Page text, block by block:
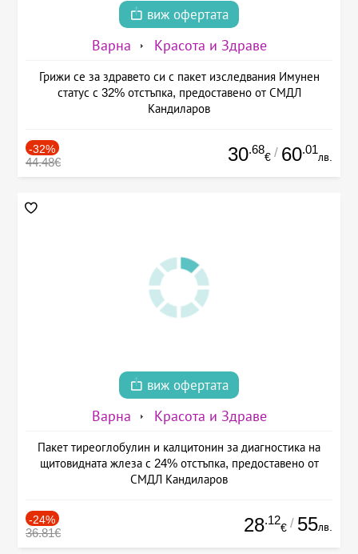
виж офертата
Варна Красота и Здраве
Грижи се за здравето си с пакет изследвания Имунен
статус с 32% отстъпка, предоставено от СМДЛ
Кандиларов
-32%
44.48€ 30.68
€ / 60.01
лв.
виж офертата
Варна Красота и Здраве
Пакет тиреоглобулин и калцитонин за диагностика на
щитовидната жлеза с 24% отстъпка, предоставено от
СМДЛ Кандиларов
-24%
36.81€ 28.12
€ / 55лв.